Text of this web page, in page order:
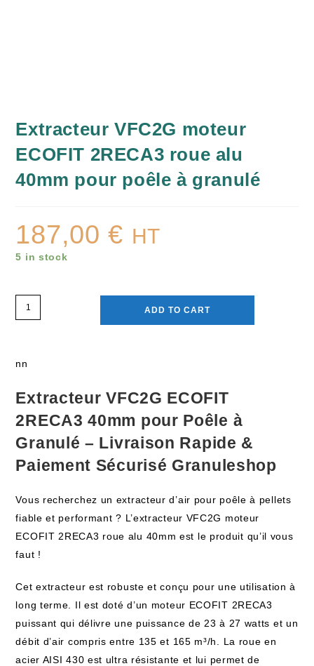
Extracteur VFC2G moteur
ECOFIT 2RECA3 roue alu
40mm pour poêle à granulé
187,00€ HT
5 in stock
ADD TO CART
nn
Extracteur VFC2G ECOFIT
2RECA3 40mm pour Poêle à
Granulé – Livraison Rapide &
Paiement Sécurisé Granuleshop
Vous recherchez un extracteur d’air pour poêle à pellets
fiable et performant ? L’extracteur VFC2G moteur
ECOFIT 2RECA3 roue alu 40mm est le produit qu’il vous
faut !
Cet extracteur est robuste et conçu pour une utilisation à
long terme. Il est doté d’un moteur ECOFIT 2RECA3
puissant qui délivre une puissance de 23 à 27 watts et un
débit d’air compris entre 135 et 165 m³/h. La roue en
acier AISI 430 est ultra résistante et lui permet de